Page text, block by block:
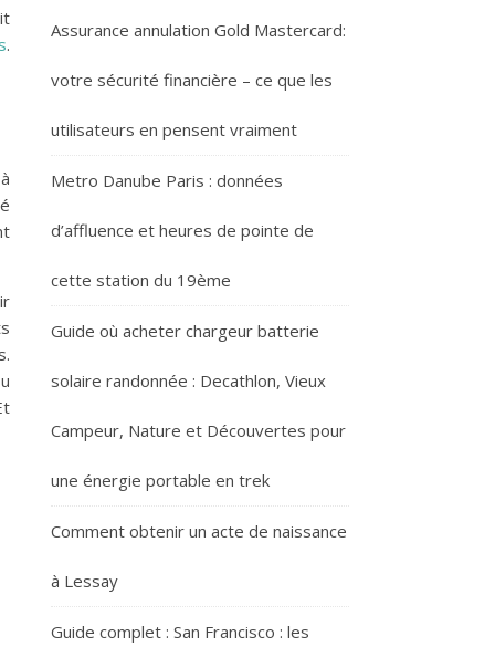
.
Assurance annulation Gold Mastercard:
votre sécurité financière – ce que les
utilisateurs en pensent vraiment
Metro Danube Paris : données
d’affluence et heures de pointe de
cette station du 19ème
Guide où acheter chargeur batterie
solaire randonnée : Decathlon, Vieux
Campeur, Nature et Découvertes pour
une énergie portable en trek
Comment obtenir un acte de naissance
à Lessay
Guide complet : San Francisco : les